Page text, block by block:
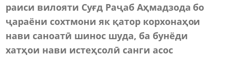
раиси вилояти Суғд Раҷаб Аҳмадзода бо
ҷараёни сохтмони як қатор корхонаҳои
нави саноатӣ шинос шуда, ба бунёди
хатҳои нави истеҳсолӣ санги асос